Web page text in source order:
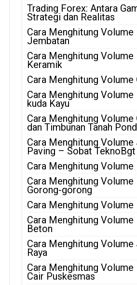
Trading Forex: Antara
Strategi dan Realitas
Cara Menghitung Volume
Jembatan
Cara Menghitung Volume
Keramik
Cara Menghitung Volume
Cara Menghitung Volume
kuda Kayu
Cara Menghitung Volume
dan Timbunan Tanah
Cara Menghitung Volume
Paving – Sobat TeknoBgt
Cara Menghitung Volume
Cara Menghitung Volume
Gorong-gorong
Cara Menghitung Volume
Cara Menghitung Volume
Beton
Cara Menghitung Volume
Raya
Cara Menghitung Volume
Cair Puskesmas